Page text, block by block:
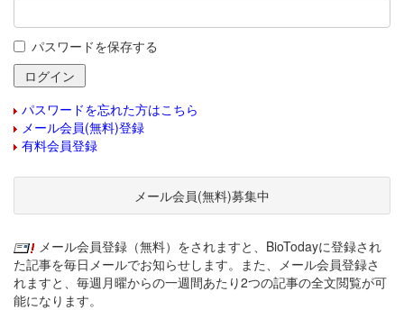
パスワードを保存する
パスワードを忘れた方はこちら
メール会員(無料)登録
有料会員登録
メール会員(無料)募集中
メール会員登録（無料）をされますと、BioTodayに登録され
た記事を毎日メールでお知らせします。また、メール会員登録さ
れますと、毎週月曜からの一週間あたり2つの記事の全文閲覧が可
能になります。